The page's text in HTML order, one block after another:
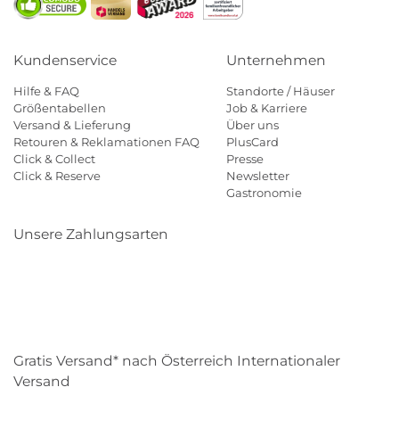
Kundenservice
Hilfe & FAQ
Größentabellen
Versand & Lieferung
Retouren & Reklamationen FAQ
Click & Collect
Click & Reserve
Unternehmen
Standorte / Häuser
Job & Karriere
Über uns
PlusCard
Presse
Newsletter
Gastronomie
Unsere Zahlungsarten
Gratis Versand* nach Österreich Internationaler
Versand